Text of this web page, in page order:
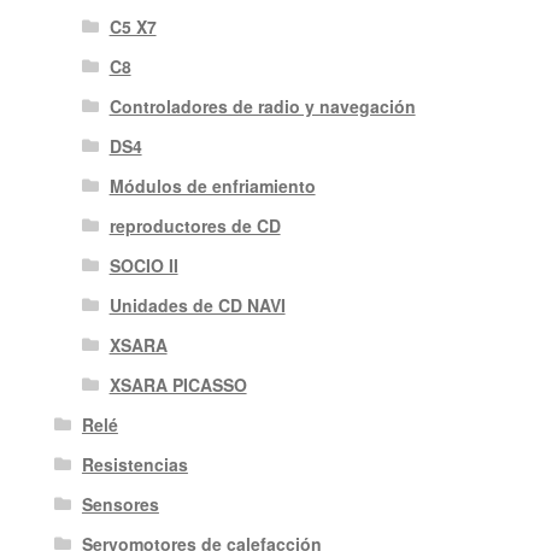
C5 X7
C8
Controladores de radio y navegación
DS4
Módulos de enfriamiento
reproductores de CD
SOCIO II
Unidades de CD NAVI
XSARA
XSARA PICASSO
Relé
Resistencias
Sensores
Servomotores de calefacción